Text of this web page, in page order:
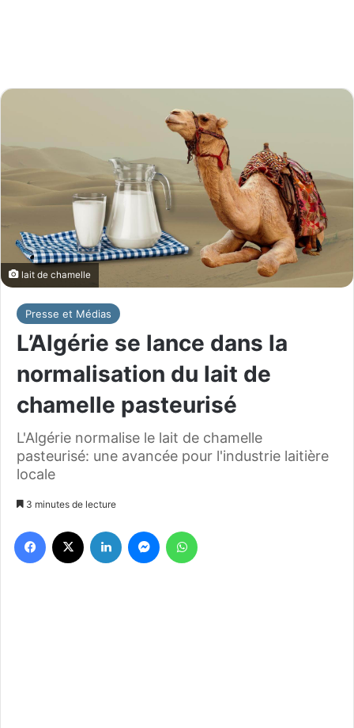
lait de chamelle
Presse et Médias
L’Algérie se lance dans la
normalisation du lait de
chamelle pasteurisé
L'Algérie normalise le lait de chamelle
pasteurisé: une avancée pour l'industrie laitière
locale
3 minutes de lecture